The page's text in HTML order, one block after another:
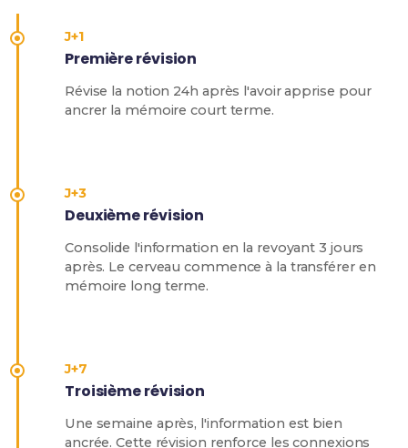
J+1
Première révision
Révise la notion 24h après l'avoir apprise pour
ancrer la mémoire court terme.
J+3
Deuxième révision
Consolide l'information en la revoyant 3 jours
après. Le cerveau commence à la transférer en
mémoire long terme.
J+7
Troisième révision
Une semaine après, l'information est bien
ancrée. Cette révision renforce les connexions